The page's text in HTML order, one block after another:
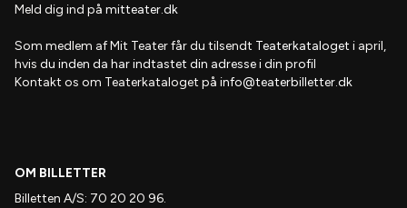
Meld dig ind på mitteater.dk
Som medlem afMit Teaterfår du tilsendt Teaterkataloget i april,
hvis du inden da har indtastet din adresse i din profil
Kontakt os om Teaterkataloget på info@teaterbilletter.dk
OM BILLETTER
Billetten A/S: 70 20 20 96.